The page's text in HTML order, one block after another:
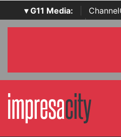
▾ G11 Media:
SecurityOpenLab | Italian